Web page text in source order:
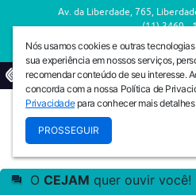
Av. da Liberdade, 765,
(11) 3469 -
© 2026
Nós usamos cookies e outras
sua experiência em nossos serviços,
recomendar conteúdo de seu interesse.
concorda com a nossa Política de
Privacidadepara conhecer mais
PROSSEGUIR
O CEJAM quer ouvir você!